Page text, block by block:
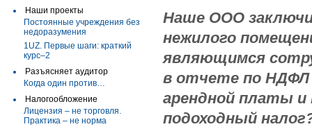
Наши проекты
Постоянные учреждения без
недоразумения
1UZ. Первые шаги: краткий
курс–2
Разъясняет аудитор
Когда один против…
Налогообложение
Лицензия – не торговля.
Практика – не норма
Наше ООО
нежилого
являющимся
в отчете по НДФЛ
арендной платы и
подоходный